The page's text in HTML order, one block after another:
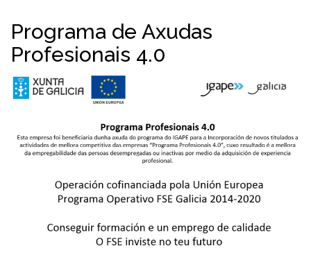
Programa de Axudas
Profesionais 4.0